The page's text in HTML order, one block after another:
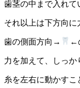
歯茎の中まで入れて
それ以上は下方向に
歯の側面方向→ ←
力を加えて、しっ
糸を左右に動かすこ